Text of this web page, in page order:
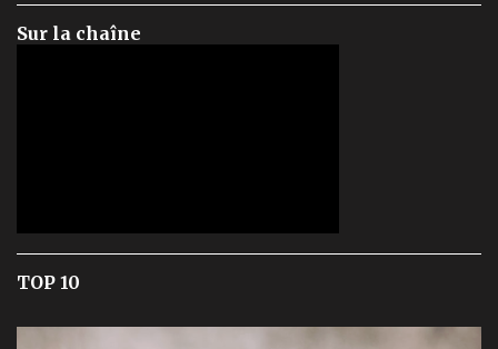
Sur la chaîne
TOP 10